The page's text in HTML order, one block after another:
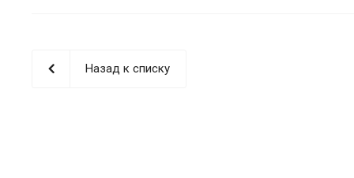
Назад к списку